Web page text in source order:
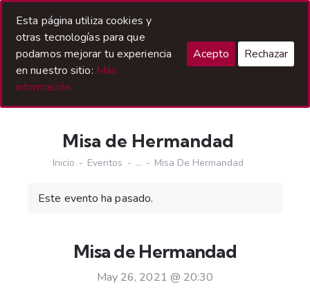
Misa de Hermandad
Inicio Eventos ... Misa De Hermandad
Este evento ha pasado.
Misa de Hermandad
May 26, 2021 @ 20:30
Esta página utiliza cookies y
otras tecnologías para que
podamos mejorar tu experiencia
en nuestro sitio: Más
información.
Acepto Rechazar